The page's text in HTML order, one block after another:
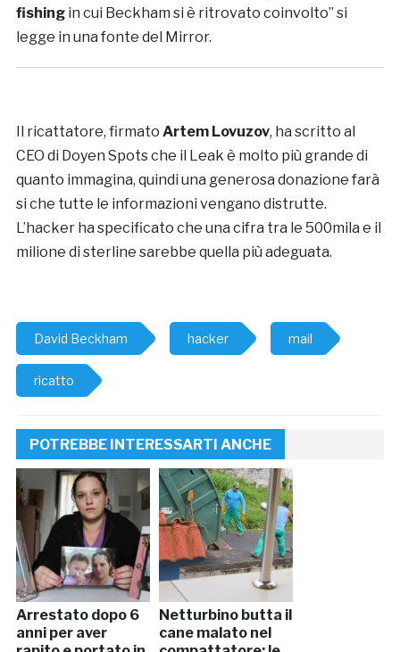
fishingin cui Beckham si è ritrovato coinvolto” si
legge in una fonte del Mirror.
Il ricattatore, firmato Artem Lovuzov, ha scritto al
CEO di Doyen Spots che il Leak è molto più grande di
quanto immagina, quindi una generosa donazione farà
si che tutte le informazioni vengano distrutte.
L’hacker ha specificato che una cifra tra le 500mila e il
milione di sterline sarebbe quella più adeguata.
David Beckham hacker mail
ricatto
POTREBBE INTERESSARTI ANCHE
Arrestato dopo 6
anni per aver
Netturbino butta il
cane malato nel